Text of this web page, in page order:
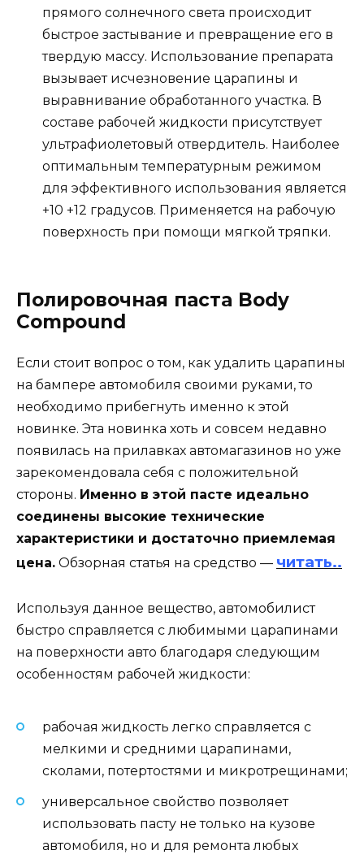
прямого солнечного света происходит
быстрое застывание и превращение его в
твердую массу. Использование препарата
вызывает исчезновение царапины и
выравнивание обработанного участка. В
составе рабочей жидкости присутствует
ультрафиолетовый отвердитель. Наиболее
оптимальным температурным режимом
для эффективного использования является
+10 +12 градусов. Применяется на рабочую
поверхность при помощи мягкой тряпки.
Полировочная паста Body
Compound
Если стоит вопрос о том, как удалить царапины
на бампере автомобиля своими руками, то
необходимо прибегнуть именно к этой
новинке. Эта новинка хоть и совсем недавно
появилась на прилавках автомагазинов но уже
зарекомендовала себя с положительной
стороны. Именно в этой пасте идеально
соединены высокие технические
характеристики и достаточно приемлемая
цена. Обзорная статья на средство — читать..
Используя данное вещество, автомобилист
быстро справляется с любимыми царапинами
на поверхности авто благодаря следующим
особенностям рабочей жидкости:
рабочая жидкость легко справляется с
мелкими и средними царапинами,
сколами, потертостями и микротрещинами;
универсальное свойство позволяет
использовать пасту не только на кузове
автомобиля, но и для ремонта любых